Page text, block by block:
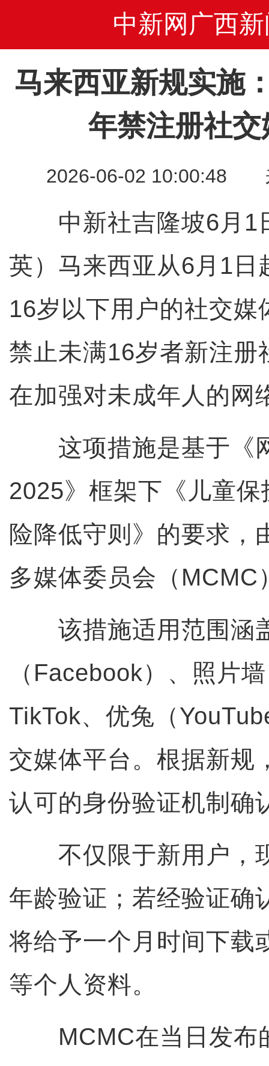
中新网广西新
马来西亚新规实施
年禁注册社
2026-06-02 10:00:48
中新社吉隆坡6月1
英）马来西亚从6月1日
16岁以下用户的社交媒
禁止未满16岁者新注册
在加强对未成年人的网
这项措施是基于《
2025》框架下《儿童
险降低守则》的要求，
多媒体委员会（MCMC
该措施适用范围涵
（Facebook）、照片
TikTok、优兔（
交媒体平台。根据新规
认可的身份验证机制确
不仅限于新用户，
年龄验证；若经验证确
将给予一个月时间下载
等个人资料。
MCMC在当日发布